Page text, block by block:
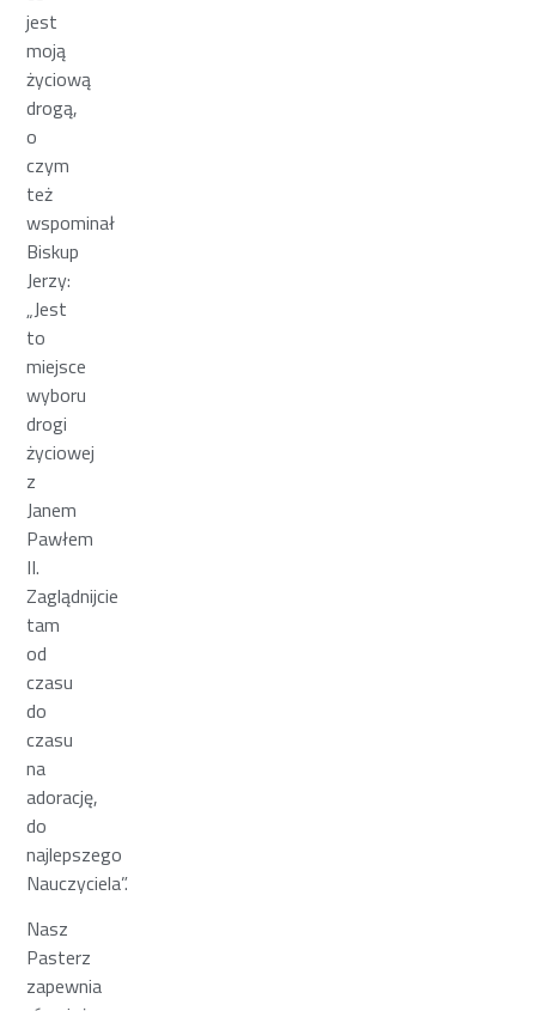
jest
moją
życiową
drogą,
o
czym
też
wspominał
Biskup
Jerzy:
„Jest
to
miejsce
wyboru
drogi
życiowej
z
Janem
Pawłem
II.
Zaglądnijcie
tam
od
czasu
do
czasu
na
adorację,
do
najlepszego
Nauczyciela”.
Nasz
Pasterz
zapewnia